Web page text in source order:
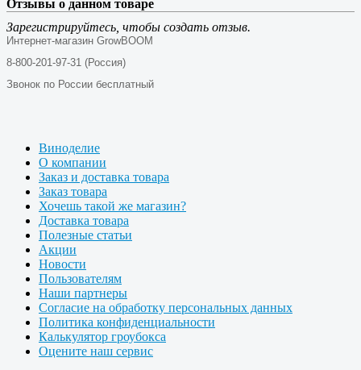
Отзывы о данном товаре
Зарегистрируйтесь, чтобы создать отзыв.
Интернет-магазин GrowBOOM
8-800-201-97-31 (Россия)
Звонок по России бесплатный
Виноделие
О компании
Заказ и доставка товара
Заказ товара
Хочешь такой же магазин?
Доставка товара
Полезные статьи
Акции
Новости
Пользователям
Наши партнеры
Согласие на обработку персональных данных
Политика конфиденциальности
Калькулятор гроубокса
Оцените наш сервис